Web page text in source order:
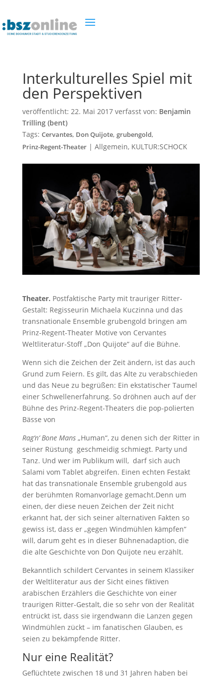
Interkulturelles Spiel mit
den Perspektiven
veröffentlicht: 22. Mai 2017verfasst von: Benjamin
Trilling (bent)
Tags: Cervantes, Don Quijote, grubengold,
Prinz-Regent-Theater| Allgemein, KULTUR:SCHOCK
Theater. Postfaktische Party mit trauriger Ritter-
Gestalt: Regisseurin Michaela Kuczinna und das
transnationale Ensemble grubengold bringen am
Prinz-Regent-Theater Motive von Cervantes
Weltliteratur-Stoff „Don Quijote“ auf die Bühne.
Wenn sich die Zeichen der Zeit ändern, ist das auch
Grund zum Feiern. Es gilt, das Alte zu verabschieden
und das Neue zu begrüßen: Ein ekstatischer Taumel
einer Schwellenerfahrung. So dröhnen auch auf der
Bühne des Prinz-Regent-Theaters die pop-polierten
Bässe von
Rag‘n‘ Bone Mans„Human“, zu denen sich der Ritter in
seiner Rüstung geschmeidig schmiegt. Party und
Tanz. Und wer im Publikum will, darf sich auch
Salami vom Tablet abgreifen. Einen echten Festakt
hat das transnationale Ensemble grubengold aus
der berühmten Romanvorlage gemacht.Denn um
einen, der diese neuen Zeichen der Zeit nicht
erkannt hat, der sich seiner alternativen Fakten so
gewiss ist, dass er „gegen Windmühlen kämpfen“
will, darum geht es in dieser Bühnenadaption, die
die alte Geschichte von Don Quijote neu erzählt.
Bekanntlich schildert Cervantes in seinem Klassiker
der Weltliteratur aus der Sicht eines fiktiven
arabischen Erzählers die Geschichte von einer
traurigen Ritter-Gestalt, die so sehr von der Realität
entrückt ist, dass sie irgendwann die Lanzen gegen
Windmühlen zückt – im fanatischen Glauben, es
seien zu bekämpfende Ritter.
Nur eine Realität?
Geflüchtete zwischen 18 und 31 Jahren haben bei